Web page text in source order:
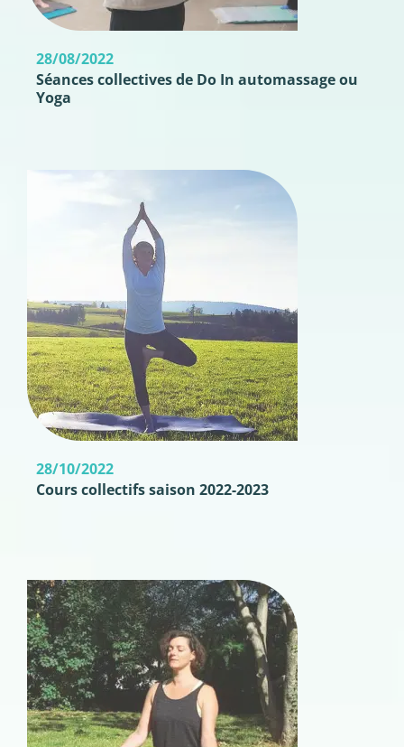
28/08/2022
Séances collectives de Do In automassage ou
Yoga
28/10/2022
Cours collectifs saison 2022-2023